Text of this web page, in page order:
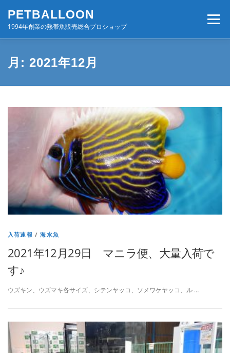
ッ
PETBALLOON
1994年創業の熱帯魚販売総合プロショップ
メニュー
ホーム 入荷速報
月: 2021年12月
入荷速報 /海水魚
2021年12月29日 マニラ便、大量入荷で
す♪
ウズキン、ウズマキ各サイズ、シテンヤッコ、ソメワケヤッコ、ル …